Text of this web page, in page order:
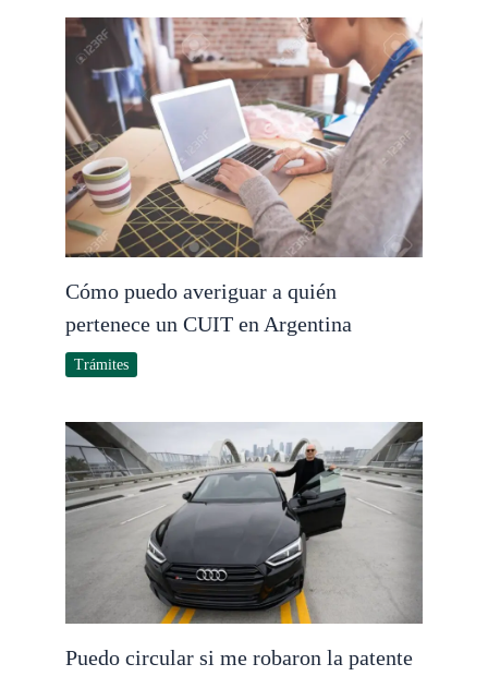
Cómo puedo averiguar a quién
pertenece un CUIT en Argentina
Trámites
Puedo circular si me robaron la patente